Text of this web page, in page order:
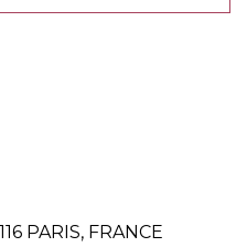
PARIS, FRANCE